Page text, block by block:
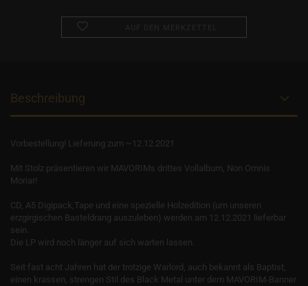
Beschreibung
Vorbestellung! Lieferung zum ~12.12.2021
Mit Stolz präsentieren wir MAVORIMs drittes Vollalbum, Non Omnis
Moriar!
CD, A5 Digipack,Tape und eine spezielle Holzedition (um unseren
erzgirgischen Basteldrang auszuleben) werden am 12.12.2021 lieferbar
sein.
Die LP wird noch länger auf sich warten lassen.
Seit fast acht Jahren hat der trotzige Warlord, auch bekannt als Baptist,
einen krassen, strengen Stil des Black Metal unter dem MAVORIM-Banner